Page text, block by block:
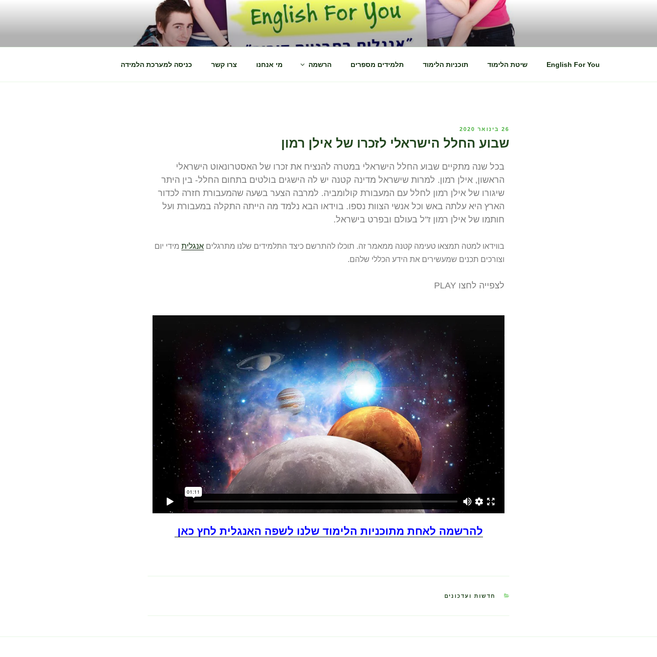
ENGLISH FOR YOU
גם אתה תדבר אנגלית באופן שוטף!
English For You שיטת הלימוד תוכניות הלימוד תלמידים מספרים הרשמה מי אנחנו צרו קשר כניסה למערכת הלמידה
26 בינואר 2020
שבוע החלל הישראלי לזכרו של אילן רמון
בכל שנה מתקיים שבוע החלל הישראלי במטרה להנציח את זכרו של האסטרונאוט הישראלי
הראשון, אילן רמון. למרות שישראל מדינה קטנה יש לה הישגים בולטים בתחום החלל- בין היתר
שיגורו של אילן רמון לחלל עם המעבורת קולומביה. למרבה הצער בשעה שהמעבורת חזרה לכדור
הארץ היא עלתה באש וכל אנשי הצוות נספו. בוידאו הבא נלמד מה הייתה התקלה במעבורת ועל
חותמו של אילן רמון ז"ל בעולם ובפרט בישראל.
בווידאו למטה תמצאו טעימה קטנה ממאמר זה. תוכלו להתרשם כיצד התלמידים שלנו מתרגלים אנגלית מידי יום
וצורכים תכנים שמעשירים את הידע הכללי שלהם.
לצפייה לחצו PLAY
להרשמה לאחת מתוכניות הלימוד שלנו לשפה האנגלית לחץ כאן
חדשות ועדכונים